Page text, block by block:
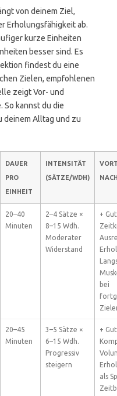
von deinem Ziel,
Erholungsfähigkeit ab.
kurze Einheiten
besser sind. Es
findest du eine
Zielen, empfohlenen
zeigt Vor- und
So kannst du die
deinem Alltag und zu
DAUER
PRO
EINHEIT
INTENSITÄT
(SÄTZE/WDH)
20–40
Minuten
2–4 Sätze ×
8–15 Wdh.
Moderater
Widerstand
+
bei
20–45
Minuten
3–5 Sätze ×
6–15 Wdh.
Progressiv
steigern
+
als